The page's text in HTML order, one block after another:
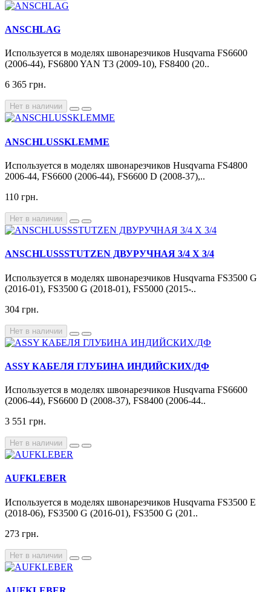
ANSCHLAG
Используется в моделях швонарезчиков Husqvarna FS6600
(2006-44), FS6800 YAN T3 (2009-10), FS8400 (20..
6 365 грн.
Нет в наличии
ANSCHLUSSKLEMME
Используется в моделях швонарезчиков Husqvarna FS4800
2006-44, FS6600 (2006-44), FS6600 D (2008-37),..
110 грн.
Нет в наличии
ANSCHLUSSSTUTZEN ДВУРУЧНАЯ 3/4 Х 3/4
Используется в моделях швонарезчиков Husqvarna FS3500 G
(2016-01), FS3500 G (2018-01), FS5000 (2015-..
304 грн.
Нет в наличии
ASSY КАБЕЛЯ ГЛУБИНА ИНДИЙСКИХ/ДФ
Используется в моделях швонарезчиков Husqvarna FS6600
(2006-44), FS6600 D (2008-37), FS8400 (2006-44..
3 551 грн.
Нет в наличии
AUFKLEBER
Используется в моделях швонарезчиков Husqvarna FS3500 E
(2018-06), FS3500 G (2016-01), FS3500 G (201..
273 грн.
Нет в наличии